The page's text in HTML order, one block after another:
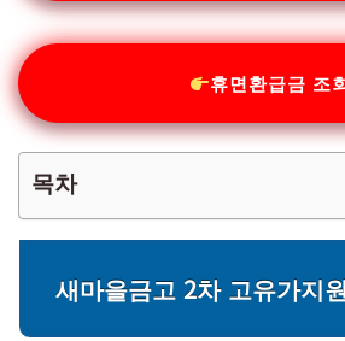
휴면환급금 조
목차
새마을금고 2차 고유가지